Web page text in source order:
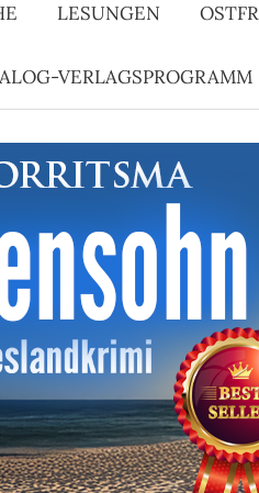
LESUNGEN
VERLAGSPROGRAMM